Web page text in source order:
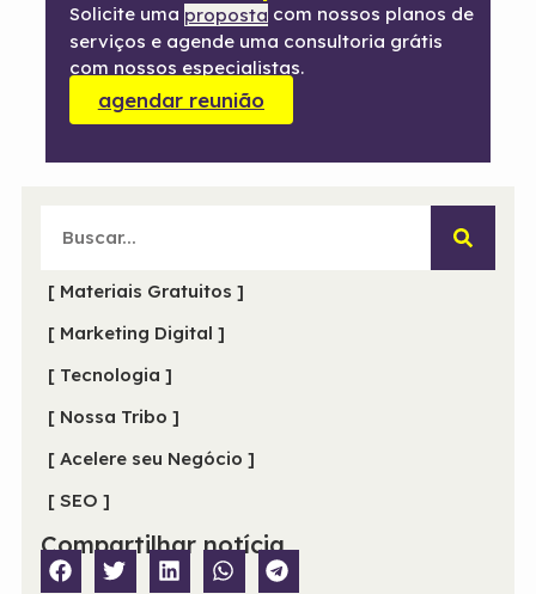
Solicite uma proposta com nossos planos de
serviços e agende uma consultoria grátis
com nossos especialistas.
agendar reunião
[ Materiais Gratuitos ]
[ Marketing Digital ]
[ Tecnologia ]
[ Nossa Tribo ]
[ Acelere seu Negócio ]
[ SEO ]
Compartilhar notícia